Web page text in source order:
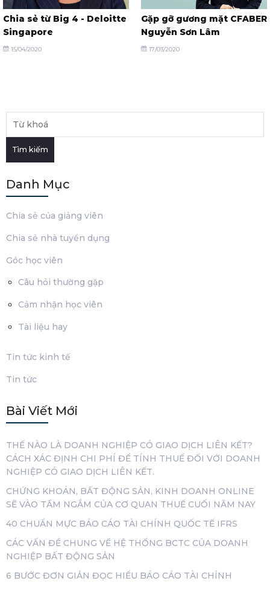
Chia sẻ từ Big 4 - Deloitte
Singapore
15/04/2020
Gặp gỡ gương mặt CFABER
Nguyễn Sơn Lâm
17/03/2020
Tìm kiếm
Danh Mục
Chia sẻ của giảng viên
Chia sẻ nhà tuyển dụng
Góc học viên
Câu hỏi thường gặp
Cảm nhận học viên
Tài liệu hay
Tin tức kinh tế
Tin tức
Bài Viết Mới
THẾ NÀO LÀ DOANH NGHIỆP CÓ GIAO DỊCH LIÊN KẾT?
CÁCH XÁC ĐỊNH CHI PHÍ ĐỂ TÍNH THUẾ ĐỐI VỚI DOANH
NGHIỆP CÓ GIAO DỊCH LIÊN KẾT.
CHỨNG KHOÁN, BẤT ĐỘNG SẢN, KINH DOANH ONLINE
SẼ VÀO TẦM NGẮM CỦA CƠ QUAN THUẾ CUỐI NĂM NAY
40 CHUẨN MỰC BÁO CÁO TÀI CHÍNH QUỐC TẾ IFRS
CÁC VẤN ĐỀ CHUNG VỀ HỆ THỐNG BCTC CỦA DOANH
NGHIỆP BẤT ĐỘNG SẢN
6 BƯỚC ĐƠN GIẢN ĐỌC HIỂU BÁO CÁO TÀI CHÍNH